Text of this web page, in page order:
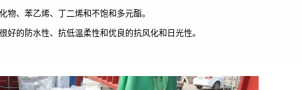
物、苯乙烯、丁二烯和不饱和多元酯。
好的防水性、抗低温柔性和优良的抗风化和日光性。